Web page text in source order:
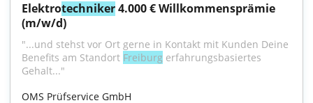
Elektrotechniker 4.000 € Willkommensprämie
(m/w/d)
"...und stehst vor Ort gerne in Kontakt mit Kunden Deine
Benefits am Standort Freiburg erfahrungsbasiertes
Gehalt..."
OMS Prüfservice GmbH